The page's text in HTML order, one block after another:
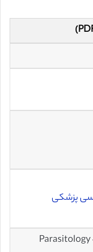
پزشکی
انگل شناسی بین المللی – Parasitology